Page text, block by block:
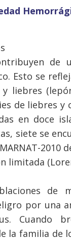
de
Esto se
liebres
de liebres
en doce
siete se
limitada
de
por una
Cuando
la familia de